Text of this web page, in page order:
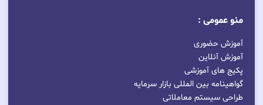
منو عمومی :
آموزش حضوری
آموزش آنلاین
پکیج های آموزشی
گواهینامه بین المللی بازار سرمایه
طراحی سیستم معاملاتی